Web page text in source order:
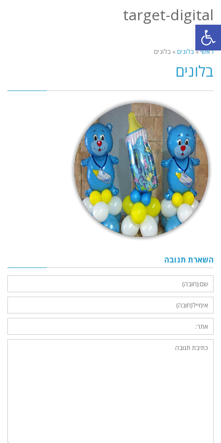
פתח סרגל נגישות
target-digital
ראשי»בלונים » בלונים
בלונים
השארת תגובה